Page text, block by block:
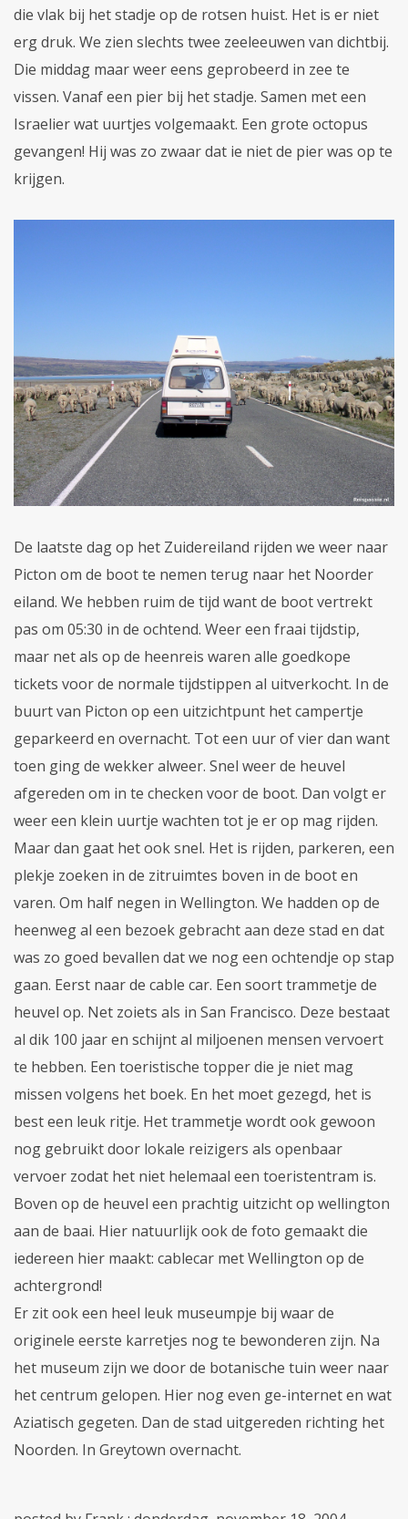
die vlak bij het stadje op de rotsen huist. Het is er niet
erg druk. We zien slechts twee zeeleeuwen van dichtbij.
Die middag maar weer eens geprobeerd in zee te
vissen. Vanaf een pier bij het stadje. Samen met een
Israelier wat uurtjes volgemaakt. Een grote octopus
gevangen! Hij was zo zwaar dat ie niet de pier was op te
krijgen.
De laatste dag op het Zuidereiland rijden we weer naar
Picton om de boot te nemen terug naar het Noorder
eiland. We hebben ruim de tijd want de boot vertrekt
pas om 05:30 in de ochtend. Weer een fraai tijdstip,
maar net als op de heenreis waren alle goedkope
tickets voor de normale tijdstippen al uitverkocht. In de
buurt van Picton op een uitzichtpunt het campertje
geparkeerd en overnacht. Tot een uur of vier dan want
toen ging de wekker alweer. Snel weer de heuvel
afgereden om in te checken voor de boot. Dan volgt er
weer een klein uurtje wachten tot je er op mag rijden.
Maar dan gaat het ook snel. Het is rijden, parkeren, een
plekje zoeken in de zitruimtes boven in de boot en
varen. Om half negen in Wellington. We hadden op de
heenweg al een bezoek gebracht aan deze stad en dat
was zo goed bevallen dat we nog een ochtendje op stap
gaan. Eerst naar de cable car. Een soort trammetje de
heuvel op. Net zoiets als in San Francisco. Deze bestaat
al dik 100 jaar en schijnt al miljoenen mensen vervoert
te hebben. Een toeristische topper die je niet mag
missen volgens het boek. En het moet gezegd, het is
best een leuk ritje. Het trammetje wordt ook gewoon
nog gebruikt door lokale reizigers als openbaar
vervoer zodat het niet helemaal een toeristentram is.
Boven op de heuvel een prachtig uitzicht op wellington
aan de baai. Hier natuurlijk ook de foto gemaakt die
iedereen hier maakt: cablecar met Wellington op de
achtergrond!
Er zit ook een heel leuk museumpje bij waar de
originele eerste karretjes nog te bewonderen zijn. Na
het museum zijn we door de botanische tuin weer naar
het centrum gelopen. Hier nog even ge-internet en wat
Aziatisch gegeten. Dan de stad uitgereden richting het
Noorden. In Greytown overnacht.